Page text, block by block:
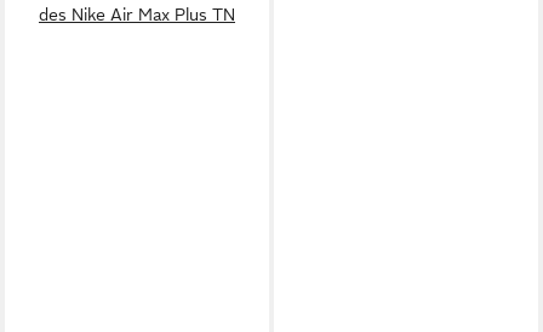
des Nike Air Max Plus TN